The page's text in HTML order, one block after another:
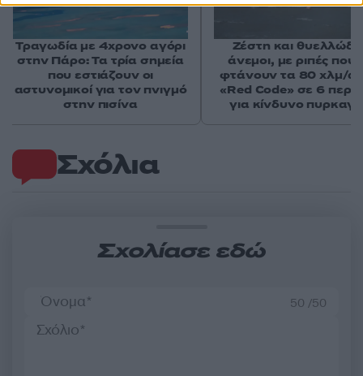
Σχόλια
Σχολίασε εδώ
50 /50
Τραγωδία με 4χρονο αγόρι
στην Πάρο: Τα τρία σημεία
που εστιάζουν οι
αστυνομικοί για τον πνιγμό
στην πισίνα
Ζέστη και
άνεμοι, με ριπές που
φτάνουν τα 80 χλμ/
«Red Code» σε 6
για κίνδυνο